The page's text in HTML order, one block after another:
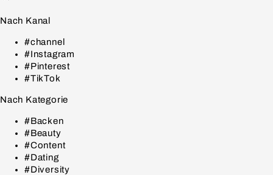
Nach Kanal
#channel
#Instagram
#Pinterest
#TikTok
Nach Kategorie
#Backen
#Beauty
#Content
#Dating
#Diversity